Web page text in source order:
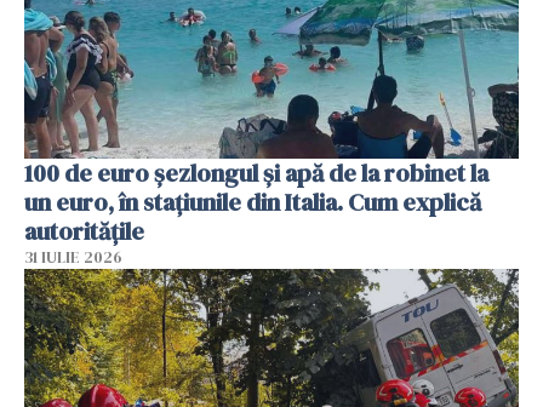
100 de euro șezlongul și apă de la robinet la
un euro, în stațiunile din Italia. Cum explică
autoritățile
31 IULIE 2026